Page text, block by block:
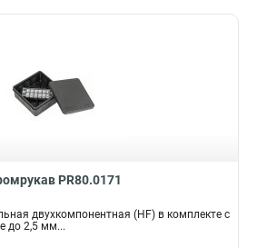
PR80.0171
двухкомпонентная (HF) в комплекте с
до 2,5 мм...